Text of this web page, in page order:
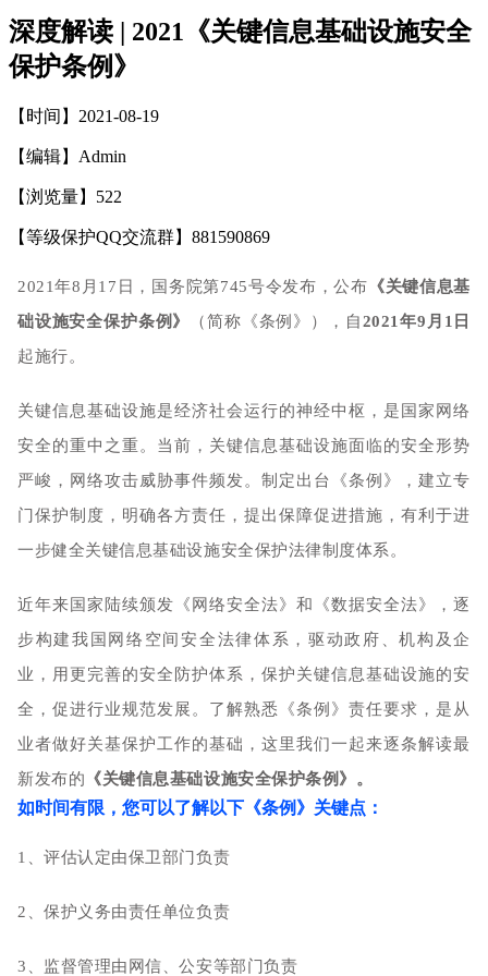
深度解读 | 2021《关键信息基础设施安全
保护条例》
【时间】2021-08-19
【编辑】Admin
【浏览量】 522
【等级保护QQ交流群】881590869
2021年8月17日，国务院第745号令发布，公布 《关键信息基
础设施安全保护条例》
（简称《条例》），自2021年9月1日
起施行。
关键信息基础设施是经济社会运行的神经中枢，是国家网络
安全的重中之重。当前，关键信息基础设施面临的安全形势
严峻，网络攻击威胁事件频发。制定出台《条例》，建立专
门保护制度，明确各方责任，提出保障促进措施，有利于进
一步健全关键信息基础设施安全保护法律制度体系。
近年来国家陆续颁发 《网络安全法》和
《数据安全法》，逐
步构建我国网络空间安全法律体系，驱动政府、机构及企
业，用更完善的安全防护体系，保护关键信息基础设施的安
全，促进行业规范发展。 了解熟悉《条例》责任要求，是从
业者做好关基保护工作的基础，这里我们一起来逐条解读最
新发布的 《关键信息基础设施安全保护条例》。
如时间有限，您可以了解以下《条例》关键点：
1、评估认定由保卫部门负责
2、保护义务由责任单位负责
3、监督管理由网信、公安等部门负责